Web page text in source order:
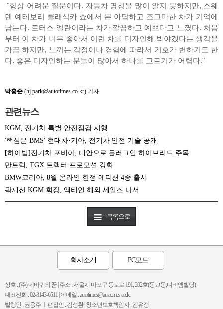
"항상 어려운 질문이다. 자동차 명칭을 많이 알지 못하지만, 스웨
덴 예테보리 클래식카 쇼에서 본 아담하고 조그마한 차가 기억에
남는다. 로터스 엘란이라는 차가 깔끔하고 예쁘다고 느꼈다. 처음
부터 이 차가 너무 좋아서 이런 차를 디자인해 봐야겠다는 생각을
가끔 하지만, 느끼는 감정이나 경험에 따라서 기호가 변하기도 한
다. 좋은 디자인하는 분들이 많아서 하나를 고르기가 어렵다."
박홍준 (hj.park@autotimes.co.kr) 기자
관련뉴스
KGM, 전기차 특별 안전점검 시행
'핵심은 BMS' 현대차·기아, 전기차 안전 기술 공개
[하이빔]전기차 포비아, 대안으로 플러그인 하이브리드 주목
만트럭, TGX 트랙터 프로모션 강화
BMW코리아, 8월 온라인 한정 에디션 4종 출시
곽재선 KGM 회장, 액티언 해외 세일즈 나서
목록으로
회사소개 PC모드
상호 : (주) 네바퀴의 꿈 | 주소 : 서울시 마포구 동교로 191, 202호(동교동,디비엠빌딩)
대표전화 : 02-3143-6511 | 이메일 : autotimes@autotimes.co.kr
발행인 : 권용주 ㅣ편집인 : 김성환 | 청소년보호책임자 : 김유정